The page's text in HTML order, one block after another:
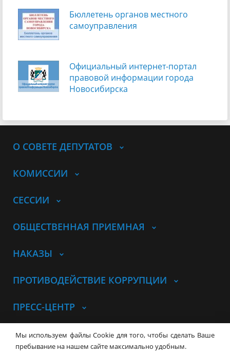
Бюллетень органов местного
самоуправления
Официальный интернет-портал
правовой информации города
Новосибирска
О СОВЕТЕ ДЕПУТАТОВ
КОМИССИИ
СЕССИИ
ОБЩЕСТВЕННАЯ ПРИЕМНАЯ
НАКАЗЫ
ПРОТИВОДЕЙСТВИЕ КОРРУПЦИИ
ПРЕСС-ЦЕНТР
© Совет депутатов города
НовосибирскаКонтакты Карта сайта
Мы используем файлы Cookie для того, чтобы сделать Ваше
пребывание на нашем сайте максимально удобным.